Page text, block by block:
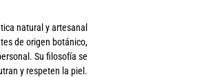
natural y artesanal
de origen botánico,
Su filosofía se
y respeten la piel.